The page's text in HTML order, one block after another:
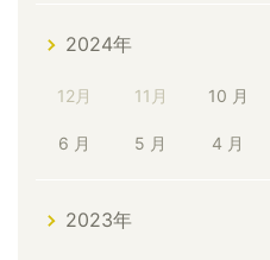
2024年
12月 11月 10 月
6 月 5 月 4 月
2023年